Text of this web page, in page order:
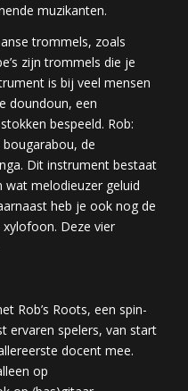
muzikanten.
trommels, zoals
zijn trommels die je
is bij veel mensen
doundoun, een
bespeeld. Rob:
de
Dit instrument bestaat
melodieuzer geluid
heb je ook nog de
Deze vier
Rob’s Roots, een spin-
ervaren spelers, van start
docent mee.
op